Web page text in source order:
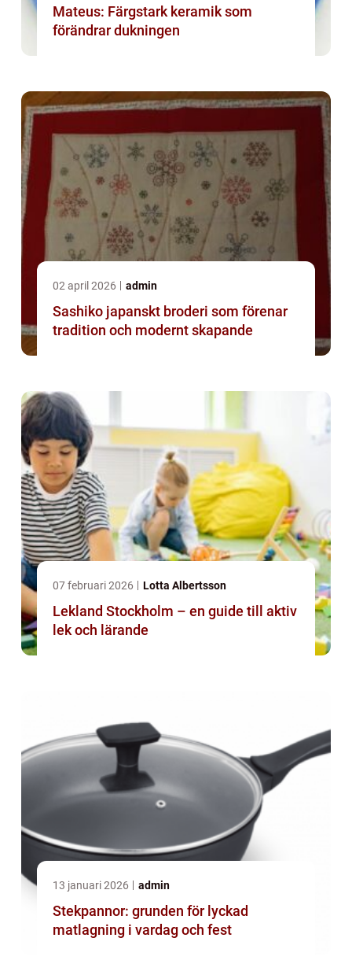
Mateus: Färgstark keramik som
förändrar dukningen
02 april 2026 admin
Sashiko japanskt broderi som förenar
tradition och modernt skapande
07 februari 2026 Lotta Albertsson
Lekland Stockholm – en guide till aktiv
lek och lärande
13 januari 2026 admin
Stekpannor: grunden för lyckad
matlagning i vardag och fest